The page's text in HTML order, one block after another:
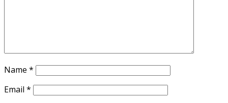
Name *
Email *